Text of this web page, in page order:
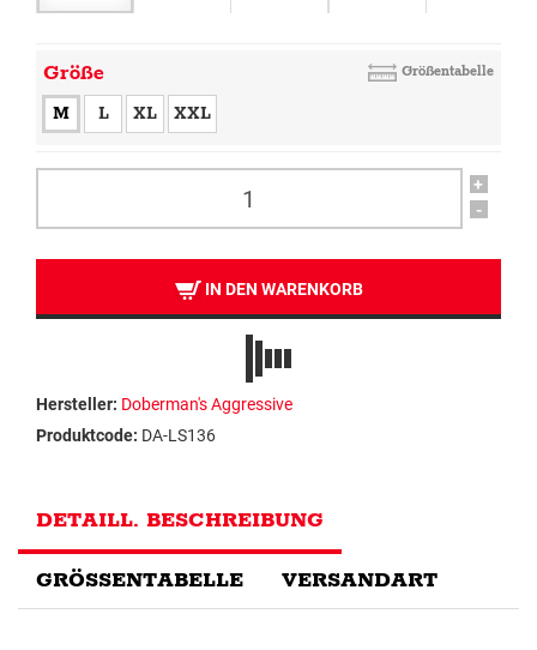
Größe Größentabelle
M L XL XXL
+
-
IN DEN WARENKORB
Hersteller: Doberman's Aggressive
Produktcode: DA-LS136
DETAILL. BESCHREIBUNG
GRÖSSENTABELLE VERSANDART